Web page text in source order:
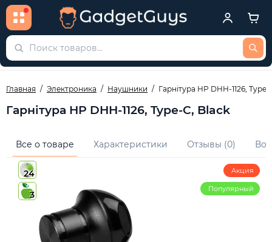
Главная Электроника Наушники Гарнітура HP DHH-1126,
Гарнітура HP DHH-1126, Type-C, Black
Все о товаре Характеристики Отзывы (0)
24
3
Акция
Популярный